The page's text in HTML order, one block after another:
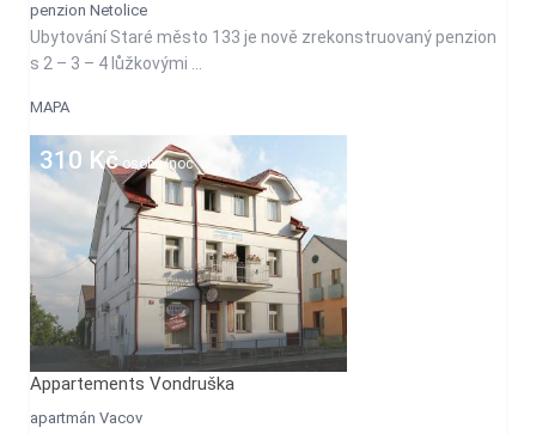
penzion Netolice
Ubytování Staré město 133 je nově zrekonstruovaný penzion
s 2 – 3 – 4 lůžkovými ...
MAPA
310 Kčosobu/noc
Appartements Vondruška
apartmán Vacov